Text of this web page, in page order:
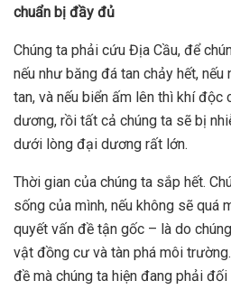
chuẩn bị đầy đủ
Chúng ta phải cứu Địa Cầu, để
nếu như băng đá tan chảy hết,
tan, và nếu biển ấm lên thì khí
dương, rồi tất cả chúng ta sẽ bị
dưới lòng đại dương rất lớn.
Thời gian của chúng ta sắp hết.
sống của mình, nếu không sẽ quá
quyết vấn đề tận gốc – là do
vật đồng cư và tàn phá môi
đề mà chúng ta hiện đang phải